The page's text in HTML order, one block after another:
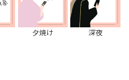
夕焼け 深夜